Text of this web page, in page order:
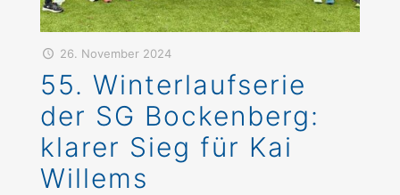
26. November 2024
55. Winterlaufserie
der SG Bockenberg:
klarer Sieg für Kai
Willems